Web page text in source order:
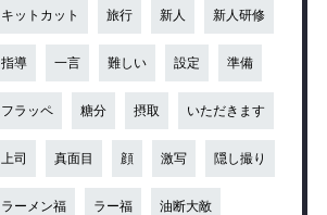
キットカット 旅行 新人 新人研修
指導 一言 難しい 設定 準備
フラッペ 糖分 摂取 いただきます
上司 真面目 顔 激写 隠し撮り
ラーメン福 ラー福 油断大敵